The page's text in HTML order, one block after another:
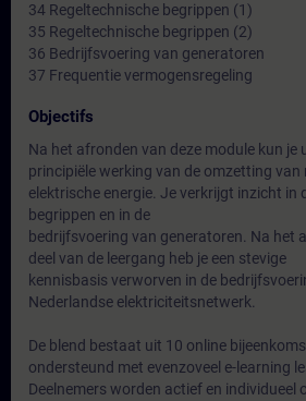
34 Regeltechnische begrippen (1)
35 Regeltechnische begrippen (2)
36 Bedrijfsvoering van generatoren
37 Frequentie vermogensregeling
Objectifs
Na het afronden van deze module kun je
principiële werking van de omzetting van
elektrische energie. Je verkrijgt inzicht in
begrippen en in de
bedrijfsvoering van generatoren. Na het
deel van de leergang heb je een stevige
kennisbasis verworven in de
Nederlandse elektriciteitsnetwerk.
De blend bestaat uit 10 online
ondersteund met evenzoveel e-learning
Deelnemers worden actief en individueel